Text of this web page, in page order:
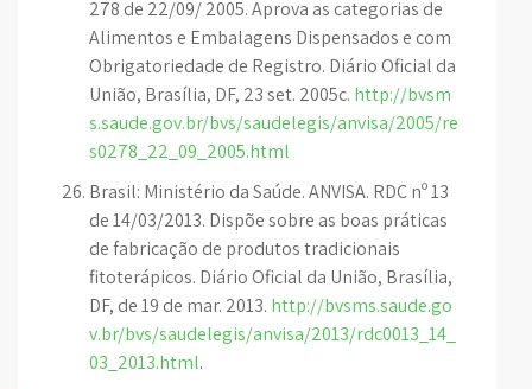
278 de 22/09/ 2005. Aprova as categorias de
Alimentos e Embalagens Dispensados e com
Obrigatoriedade de Registro. Diário Oficial da
União, Brasília, DF, 23 set. 2005c. http://bvsm
s.saude.gov.br/bvs/saudelegis/anvisa/2005/re
s0278_22_09_2005.html
Brasil: Ministério da Saúde. ANVISA. RDC nº 13
de 14/03/2013. Dispõe sobre as boas práticas
de fabricação de produtos tradicionais
fitoterápicos. Diário Oficial da União, Brasília,
DF, de 19 de mar. 2013. http://bvsms.saude.go
v.br/bvs/saudelegis/anvisa/2013/rdc0013_14_
03_2013.html.